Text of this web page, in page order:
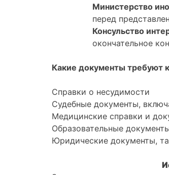
Министерство
перед
Консульство
окончательное
Какие документы требуют
Справки о несудимости
Судебные документы,
Медицинские справки и
Образовательные
Юридические документы,